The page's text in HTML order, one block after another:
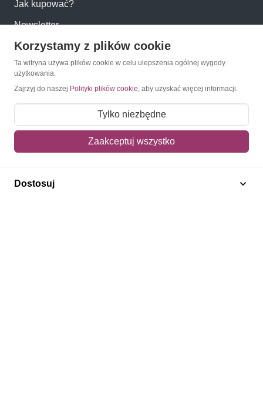
Jak kupować?
Newsletter
Konto
Moje konto
Mój koszyk
Adres dostawy
Korzystamy z plików cookie
Ta witryna używa plików cookie w celu ulepszenia ogólnej wygody
użytkowania.
Zajrzyj do naszej Polityki plików cookie, aby uzyskać więcej informacji.
Tylko niezbędne
Zaakceptuj wszystko
Dostosuj